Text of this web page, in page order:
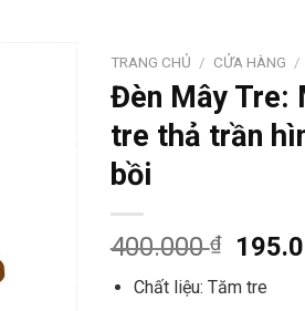
TRANG CHỦ / CỬA HÀNG /
Đèn Mây Tre:
tre thả trần
bồi
400.000₫
Chất liệu: Tăm tre